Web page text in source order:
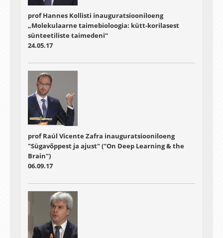
prof Hannes Kollisti inauguratsiooniloeng
„Molekulaarne taimebioloogia: kütt-korilasest
sünteetiliste taimedeni“
24.05.17
prof Raúl Vicente Zafra inauguratsiooniloeng
"Sügavõppest ja ajust" ("On Deep Learning & the
Brain")
06.09.17